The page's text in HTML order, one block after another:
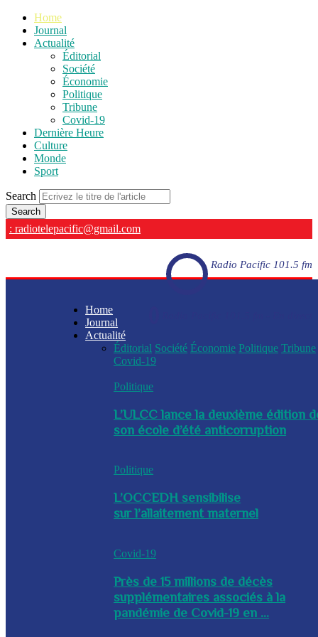
Home
Journal
Actualité
Éditorial
Société
Économie
Politique
Tribune
Covid-19
Dernière Heure
Culture
Monde
Sport
Search
: radiotelepacific@gmail.com
Radio Pacific 101.5 fm
Home
Journal
Actualité
Éditorial Société Économie Politique Tribune
Covid-19
Politique
L’ULCC lance la deuxième édition
son école d’été anticorruption
Politique
L’OCCEDH sensibilise
sur l’allaitement maternel
Covid-19
Près de 15 millions de décès
supplémentaires associés à la
pandémie de Covid-19 en ...